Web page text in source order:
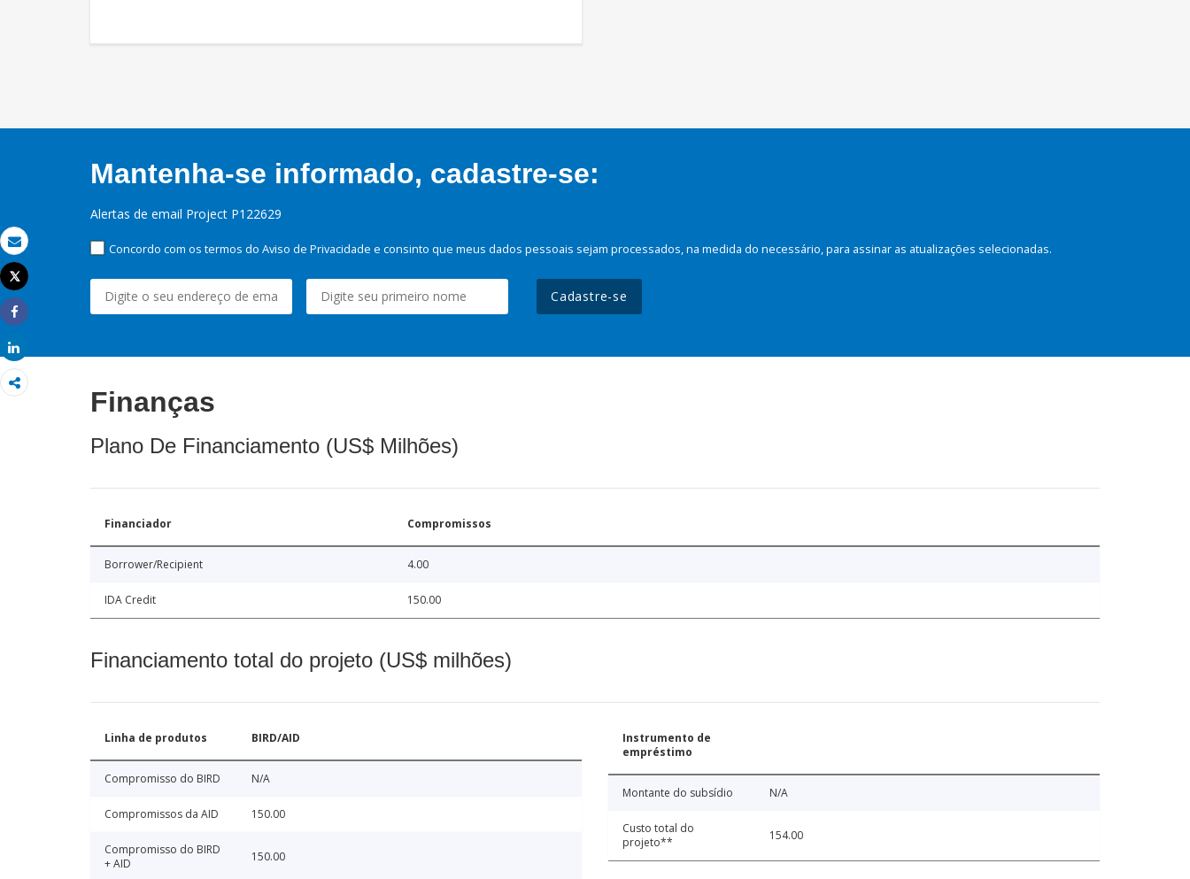
Email
Imprimir
Tweet
Share
Mantenha-se informado, cadastre-se:
Alertas de email Project P122629
Concordo com os termos do Aviso de Privacidade e consinto que meus dados pessoais sejam processados, na medida do necessário, para assinar as atualizações selecionadas.
Cadastre-se
Finanças
Plano De Financiamento (US$ Milhões)
Financiador Compromissos
Borrower/Recipient 4.00
IDA Credit 150.00
Financiamento total do projeto (US$ milhões)
Linha de produtos BIRD/AID
Compromisso do BIRD N/A
Compromissos da AID 150.00
Compromisso do BIRD
+ AID
150.00
Instrumento de
empréstimo
Montante do subsídio N/A
Custo total do
projeto**
154.00